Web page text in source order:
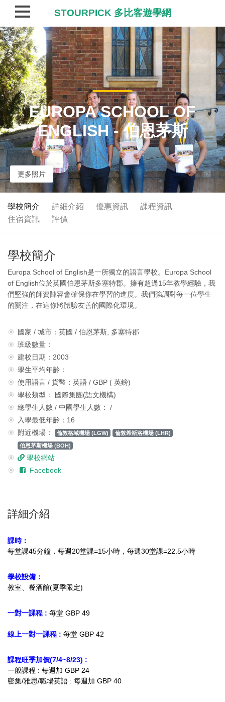
EUROPA SCHOOL OF
ENGLISH - 伯恩茅斯
更多照片
學校簡介 詳細介紹 優惠資訊
課程資訊
住宿資訊
評價
學校簡介
Europa School of English是一所獨立的語言學校。Europa School
of English位於英國伯恩茅斯多塞特郡。擁有超過15年教學經驗，我
們堅強的師資陣容會確保你在學習的進度。我們強調對每一位學生
的關注，在這你將體驗友善的國際化環境。
國家 / 城市：英國 / 伯恩茅斯, 多塞特郡
班級數量：
建校日期：2003
學生平均年齡：
使用語言 / 貨幣：英語 / GBP ( 英鎊)
學校類型： 國際集團(語文機構)
總學生人數 / 中國學生人數： /
入學最低年齡：16
附近機場：
倫敦格域機場 (LGW) 倫敦希斯洛機場 (LHR)
伯恩茅斯機場 (BOH)
學校網站
Facebook
詳細介紹
課時：
每堂課45分鐘，每週20堂課=15小時，每週30堂課=22.5小時
學校設備：
教室、餐酒館(夏季限定)
一對一課程 : 每堂 GBP 49
線上一對一課程 : 每堂 GBP 42
課程旺季加價(7/4~8/23) :
一般課程 : 每週加 GBP 24
密集/雅思/職場英語 : 每週加 GBP 40
STOURPICK 多比客遊學網